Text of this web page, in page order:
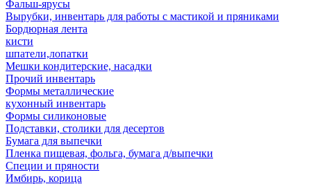
Фальш-ярусы
Вырубки, инвентарь для работы с мастикой и пряниками
Бордюрная лента
кисти
шпатели,лопатки
Мешки кондитерские, насадки
Прочий инвентарь
Формы металлические
кухонный инвентарь
Формы силиконовые
Подставки, столики для десертов
Бумага для выпечки
Пленка пищевая, фольга, бумага д/выпечки
Специи и пряности
Имбирь, корица